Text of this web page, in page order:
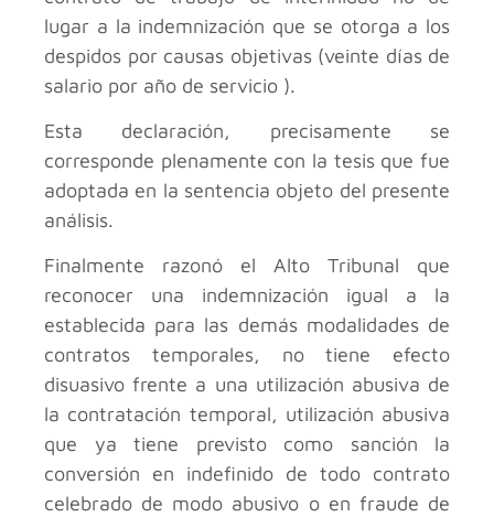
lugar a la indemnización que se otorga a los
despidos por causas objetivas (veinte días de
salario por año de servicio ).
Esta declaración, precisamente se
corresponde plenamente con la tesis que fue
adoptada en la sentencia objeto del presente
análisis.
Finalmente razonó el Alto Tribunal que
reconocer una indemnización igual a la
establecida para las demás modalidades de
contratos temporales, no tiene efecto
disuasivo frente a una utilización abusiva de
la contratación temporal, utilización abusiva
que ya tiene previsto como sanción la
conversión en indefinido de todo contrato
celebrado de modo abusivo o en fraude de